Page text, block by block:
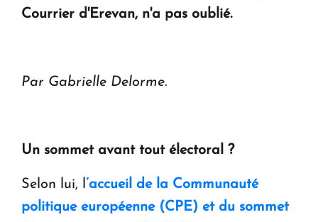
Courrier d'Erevan, n'a pas oublié.
Par Gabrielle Delorme.
Un sommet avant tout électoral ?
Selon lui, l’accueil de la Communauté
politique européenne (CPE) et du sommet